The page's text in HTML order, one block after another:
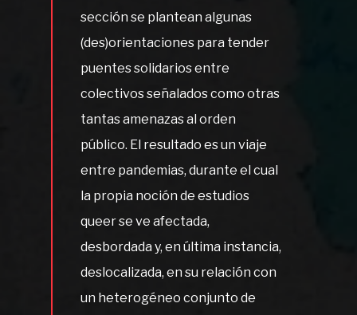
sección se plantean algunas
(des)orientaciones para tender
puentes solidarios entre
colectivos señalados como otras
tantas amenazas al orden
público. El resultado es un viaje
entre pandemias, durante el cual
la propia noción de estudios
queer se ve afectada,
desbordada y, en última instancia,
deslocalizada, en su relación con
un heterogéneo conjunto de